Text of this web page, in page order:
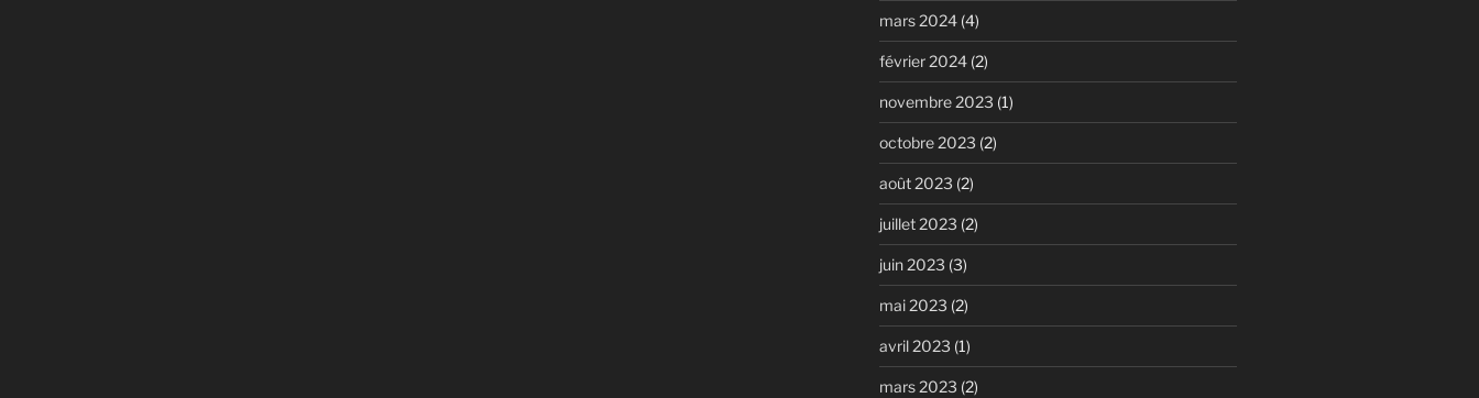
mars 2024(4)
février 2024(2)
novembre 2023 (1)
octobre 2023 (2)
août 2023 (2)
juillet 2023 (2)
juin 2023 (3)
mai 2023 (2)
avril 2023 (1)
mars 2023 (2)